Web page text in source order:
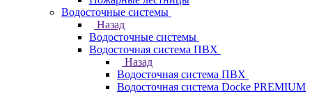
Водосточные системы
Назад
Водосточные системы
Водосточная система ПВХ
Назад
Водосточная система ПВХ
Водосточная система Docke PREMIUM